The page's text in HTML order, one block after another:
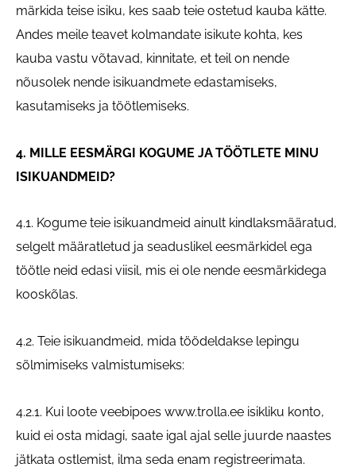
märkida teise isiku, kes saab teie ostetud kauba kätte.
Andes meile teavet kolmandate isikute kohta, kes
kauba vastu võtavad, kinnitate, et teil on nende
nõusolek nende isikuandmete edastamiseks,
kasutamiseks ja töötlemiseks.
4. MILLE EESMÄRGI KOGUME JA TÖÖTLETE MINU
ISIKUANDMEID?
4.1. Kogume teie isikuandmeid ainult kindlaksmääratud,
selgelt määratletud ja seaduslikel eesmärkidel ega
töötle neid edasi viisil, mis ei ole nende eesmärkidega
kooskõlas.
4.2. Teie isikuandmeid, mida töödeldakse lepingu
sõlmimiseks valmistumiseks:
4.2.1. Kui loote veebipoes www.trolla.ee isikliku konto,
kuid ei osta midagi, saate igal ajal selle juurde naastes
jätkata ostlemist, ilma seda enam registreerimata.